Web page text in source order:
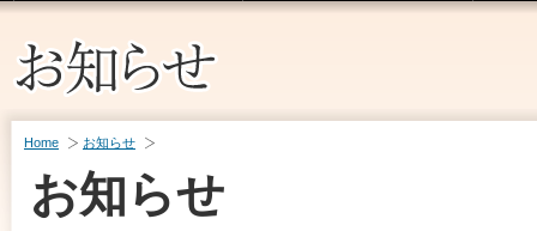
Home お知らせ
お知らせ